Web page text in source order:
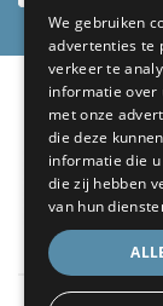
We gebruiken
advertenties te
verkeer te
informatie over
met onze
die deze
informatie die
die zij hebben
van hun